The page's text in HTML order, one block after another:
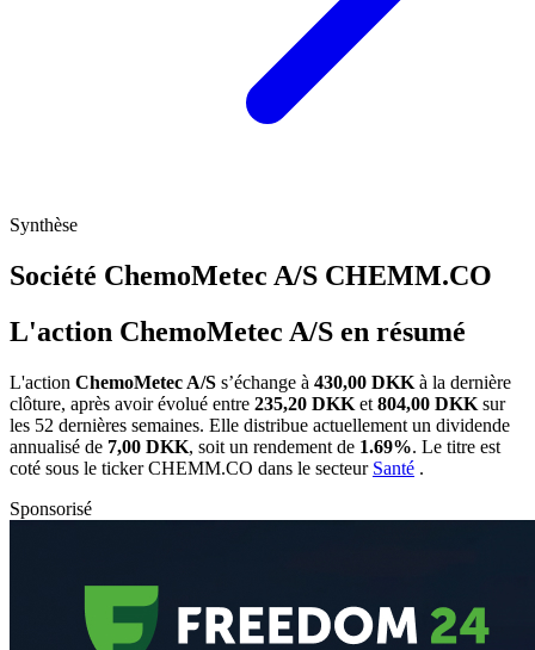
Synthèse
Société ChemoMetec A/S CHEMM.CO
L'action ChemoMetec A/S en résumé
L'action ChemoMetec A/S s’échange à 430,00 DKK à la dernière
clôture, après avoir évolué entre 235,20 DKK et 804,00 DKK sur
les 52 dernières semaines. Elle distribue actuellement un dividende
annualisé de 7,00 DKK, soit un rendement de 1.69%. Le titre est
coté sous le tickerCHEMM.CO dans le secteur Santé .
Sponsorisé